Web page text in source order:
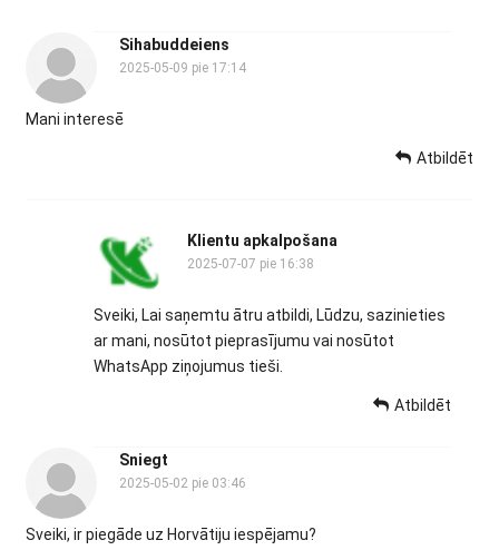
Sihabuddeiens
2025-05-09 pie 17:14
Mani interesē
Atbildēt
Klientu apkalpošana
2025-07-07 pie 16:38
Sveiki, Lai saņemtu ātru atbildi, Lūdzu, sazinieties
ar mani, nosūtot pieprasījumu vai nosūtot
WhatsApp ziņojumus tieši.
Atbildēt
Sniegt
2025-05-02 pie 03:46
Sveiki, ir piegāde uz Horvātiju iespējamu?